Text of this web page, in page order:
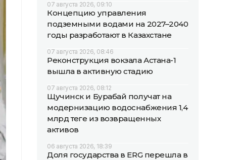
07 августа 2026, 09:10
Концепцию управления
подземными водами на 2027–2040
годы разработают в Казахстане
07 августа 2026, 08:46
Реконструкция вокзала Астана-1
вышла в активную стадию
07 августа 2026, 08:12
Щучинск и Бурабай получат на
модернизацию водоснабжения 1,4
млрд теңге из возвращенных
активов
06 августа 2026, 18:39
Доля государства в ERG перешла в